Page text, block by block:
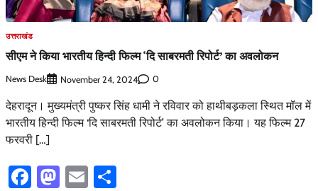
उत्तराखंड
सीएम ने किया भारतीय हिन्दी फिल्म ‘दि साबरमती रिपोर्ट’ का अवलोकन
News Desk November 24, 2024 0
देहरादून। मुख्यमंत्री पुष्कर सिंह धामी ने रविवार को हाथीबड़कला स्थित मॉल में
भारतीय हिन्दी फिल्म ‘दि साबरमती रिपोर्ट’ का अवलोकन किया। यह फिल्म 27
फरवरी […]
Facebook
Mastodon
Email